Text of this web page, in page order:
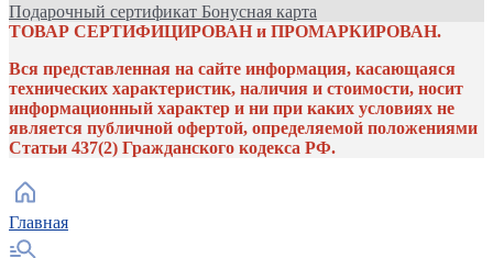
Подарочный сертификат Бонусная карта
ТОВАР СЕРТИФИЦИРОВАН и ПРОМАРКИРОВАН.
Вся представленная на сайте информация, касающаяся
технических характеристик, наличия и стоимости, носит
информационный характер и ни при каких условиях не
является публичной офертой, определяемой положениями
Статьи 437(2) Гражданского кодекса РФ.
Главная